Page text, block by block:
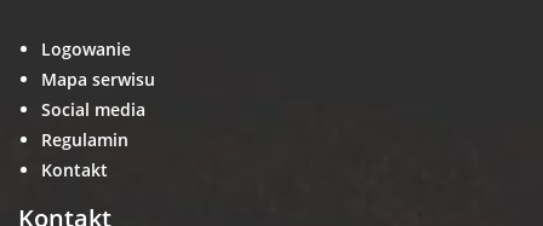
Logowanie
Mapa serwisu
Social media
Regulamin
Kontakt
Kontakt